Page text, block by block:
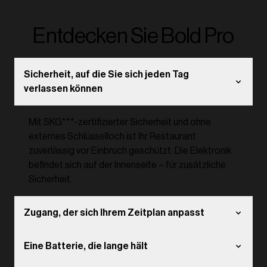
Entdecken Sie Bold Pro
Sicherheit, auf die Sie sich jeden Tag
verlassen können
Mit SKG***-zertifizierter Sicherheit und ohne
externes Schlüsselloch ist Ihr Restaurant
zuverlässig vor Einbruch geschützt. Die Elektronik
befindet sich auf der Innenseite – für zusätzliche
Sicherheit.
Zugang, der sich Ihrem Zeitplan anpasst
Eine Batterie, die lange hält